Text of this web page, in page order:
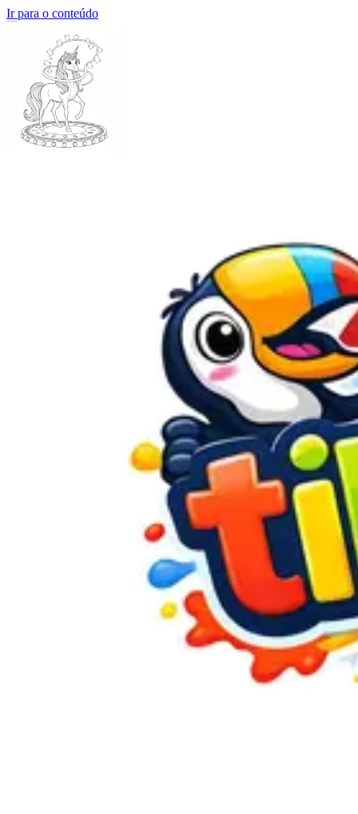
Ir para o conteúdo